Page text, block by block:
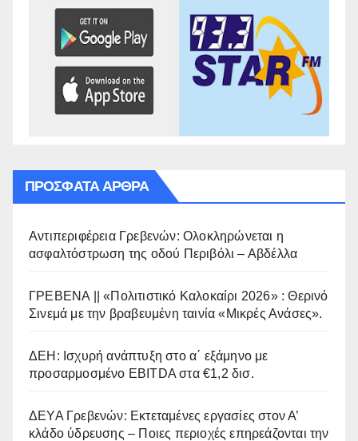
ΠΡΌΣΦΑΤΑ ΆΡΘΡΑ
Αντιπεριφέρεια Γρεβενών: Ολοκληρώνεται η
ασφαλτόστρωση της οδού Περιβόλι – Αβδέλλα
ΓΡΕΒΕΝΑ || «Πολιτιστικό Καλοκαίρι 2026» : Θερινό
Σινεμά με την βραβευμένη ταινία «Μικρές Ανάσες».
ΔΕΗ: Ισχυρή ανάπτυξη στο α΄ εξάμηνο με
προσαρμοσμένο EBITDA στα €1,2 δισ.
ΔΕΥΑ Γρεβενών: Εκτεταμένες εργασίες στον Α’
κλάδο ύδρευσης – Ποιες περιοχές επηρεάζονται την